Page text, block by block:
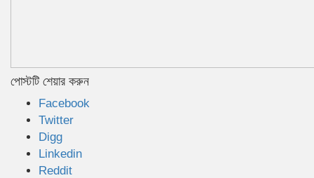
পোস্টটি শেয়ার করুন
Facebook
Twitter
Digg
Linkedin
Reddit